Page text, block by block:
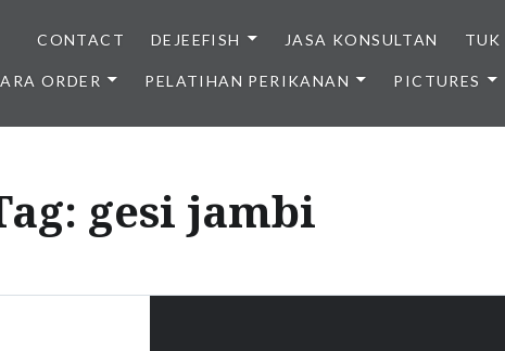
BERKUALITAS
CONTACT DEJEEFISH JASA KONSULTAN TUK
ORDER PELATIHAN PERIKANAN PICTURES
gesi jambi